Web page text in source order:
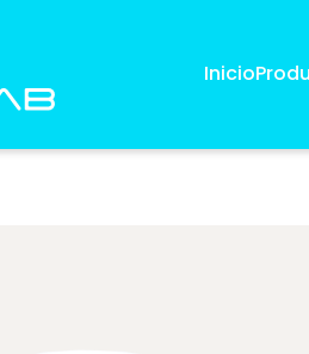
Inicio